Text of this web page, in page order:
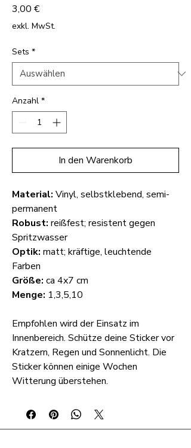
3,00 €Preis
exkl. MwSt.
Sets *
Anzahl *
In den Warenkorb
Material: Vinyl, selbstklebend, semi-
permanent
Robust: reißfest; resistent gegen
Spritzwasser
Optik: matt; kräftige, leuchtende
Farben
Größe: ca 4x7 cm
Menge: 1,3,5,10
Empfohlen wird der Einsatz im
Innenbereich. Schütze deine Sticker vor
Kratzern, Regen und Sonnenlicht. Die
Sticker können einige Wochen
Witterung überstehen.